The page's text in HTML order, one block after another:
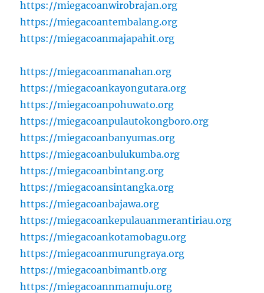
https://miegacoanwirobrajan.org
https://miegacoantembalang.org
https://miegacoanmajapahit.org
https://miegacoanmanahan.org
https://miegacoankayongutara.org
https://miegacoanpohuwato.org
https://miegacoanpulautokongboro.org
https://miegacoanbanyumas.org
https://miegacoanbulukumba.org
https://miegacoanbintang.org
https://miegacoansintangka.org
https://miegacoanbajawa.org
https://miegacoankepulauanmerantiriau.org
https://miegacoankotamobagu.org
https://miegacoanmurungraya.org
https://miegacoanbimantb.org
https://miegacoannmamuju.org